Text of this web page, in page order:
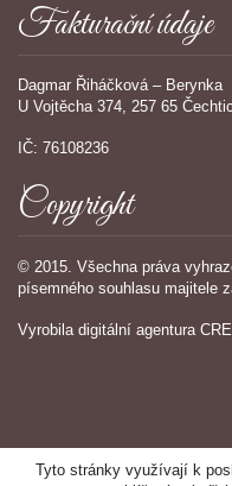
Tyto stránky využívají k
Fakturační údaje
Dagmar Řiháčková – Berynka
U Vojtěcha 374, 257 65
IČ: 76108236
Copyright
© 2015. Všechna práva
písemného souhlasu majitele
Vyrobila digitální agentura